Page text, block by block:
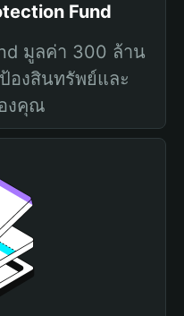
Fund
มูลค่า 300 ล้าน
องสินทรัพย์และ
งคุณ